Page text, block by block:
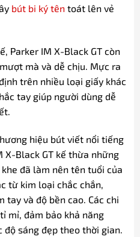
bút bi ký têntoát lên vẻ
Parker IM X-Black GT còn
mà và dễ chịu. Mực ra
trên nhiều loại giấy khác
tay giúp người dùng dễ
hiệu bút viết nổi tiếng
X-Black GT kế thừa những
đã làm nên tên tuổi của
từ kim loại chắc chắn,
tay và độ bền cao. Các chi
mỉ, đảm bảo khả năng
sáng đẹp theo thời gian.